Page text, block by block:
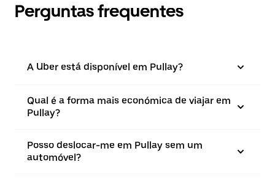
Perguntas frequentes
A Uber está disponível em Pullay?
Qual é a forma mais económica de viajar em
Pullay?
Posso deslocar-me em Pullay sem um
automóvel?